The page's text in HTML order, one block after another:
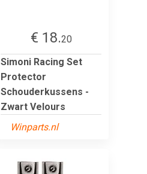
€ 18.20
Simoni Racing Set
Protector
Schouderkussens -
Zwart Velours
Winparts.nl